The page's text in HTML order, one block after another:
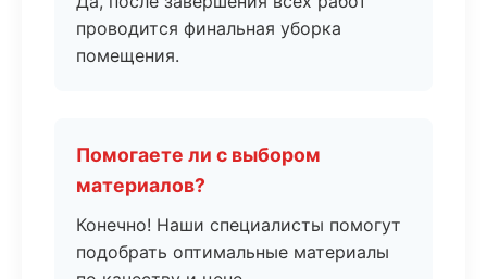
проводится финальная уборка
помещения.
Помогаете ли с выбором
материалов?
Конечно! Наши специалисты помогут
подобрать оптимальные материалы